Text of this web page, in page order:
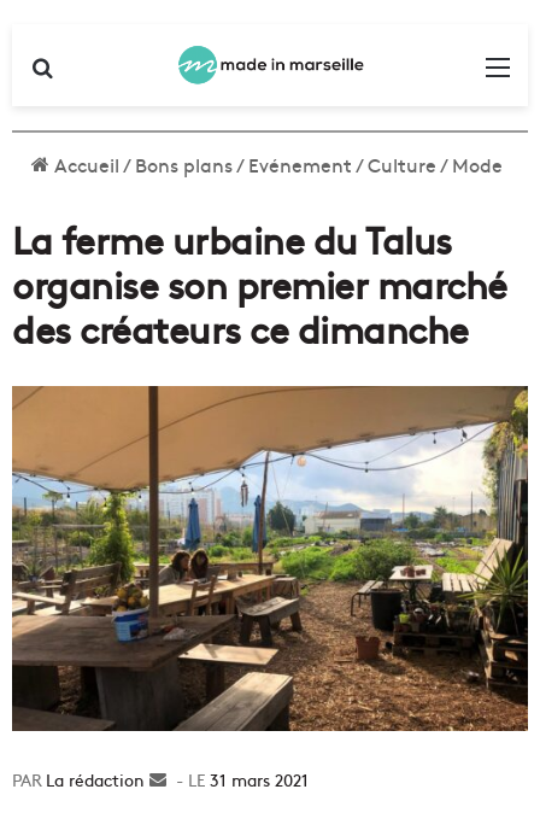
Accueil/Bons plans/Evénement/Culture/Mode
La ferme urbaine du Talus
organise son premier marché
des créateurs ce dimanche
La rédaction
Envoyer31 mars 2021